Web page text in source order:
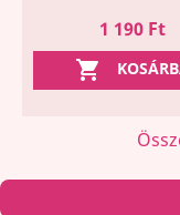
Ár
1 190 Ft
